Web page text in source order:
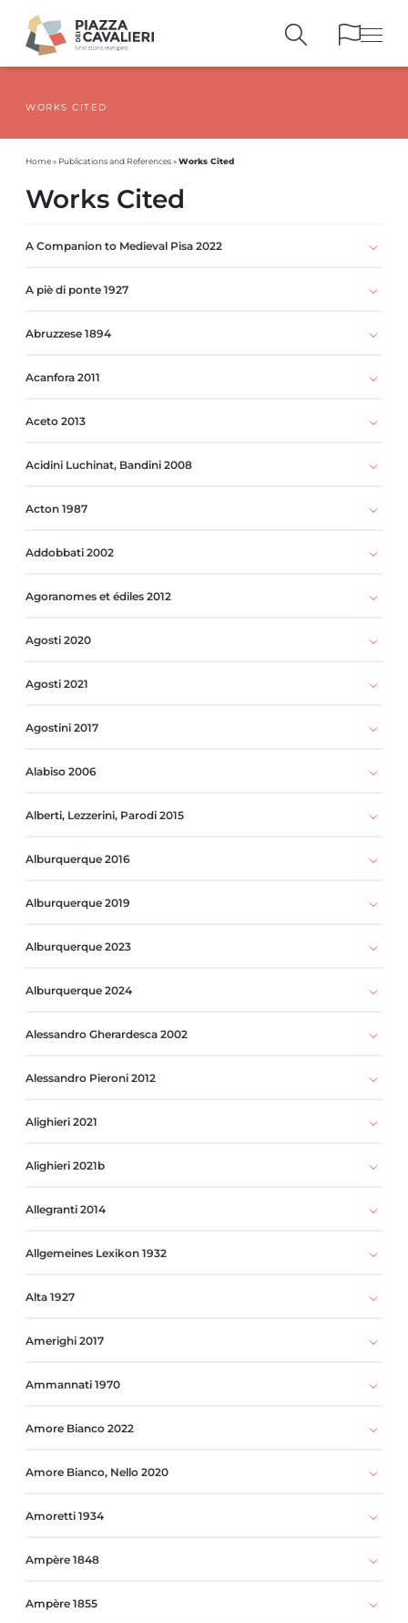
PUBLICATIONSAND REFERENCES
WORKS CITED
Home» Publications and References»Works Cited
Works Cited
A Companion to Medieval Pisa 2022
A piè di ponte 1927
Abruzzese 1894
Acanfora 2011
Aceto 2013
Acidini Luchinat, Bandini 2008
Acton 1987
Addobbati 2002
Agoranomes et édiles 2012
Agosti 2020
Agosti 2021
Agostini 2017
Alabiso 2006
Alberti, Lezzerini, Parodi 2015
Alburquerque 2016
Alburquerque 2019
Alburquerque 2023
Alburquerque 2024
Alessandro Gherardesca 2002
Alessandro Pieroni 2012
Alighieri 2021
Alighieri 2021b
Allegranti 2014
Allgemeines Lexikon 1932
Alta 1927
Amerighi 2017
Ammannati 1970
Amore Bianco 2022
Amore Bianco, Nello 2020
Amoretti 1934
Ampère 1848
Ampère 1855